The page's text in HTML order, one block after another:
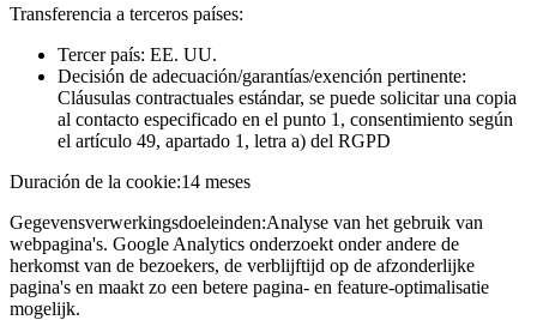
Transferencia a terceros países:
Tercer país: EE. UU.
Decisión de adecuación/garantías/exención pertinente:
Cláusulas contractuales estándar, se puede solicitar una copia
al contacto especificado en el punto 1, consentimiento según
el artículo 49, apartado 1, letra a) del RGPD
Duración de la cookie:14 meses
Gegevensverwerkingsdoeleinden:Analyse van het gebruik van
webpagina's. Google Analytics onderzoekt onder andere de
herkomst van de bezoekers, de verblijftijd op de afzonderlijke
pagina's en maakt zo een betere pagina- en feature-optimalisatie
mogelijk.